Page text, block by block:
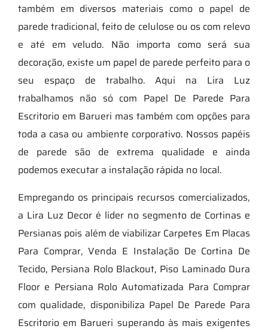
também em diversos materiais como o papel de
parede tradicional, feito de celulose ou os com relevo
e até em veludo. Não importa como será sua
decoração, existe um papel de parede perfeito para o
seu espaço de trabalho. Aqui na Lira Luz
trabalhamos não só com Papel De Parede Para
Escritorio em Barueri mas também com opções para
toda a casa ou ambiente corporativo. Nossos papéis
de parede são de extrema qualidade e ainda
podemos executar a instalação rápida no local.
Empregando os principais recursos comercializados,
a Lira Luz Decor é líder no segmento de Cortinas e
Persianas pois além de viabilizar Carpetes Em Placas
Para Comprar, Venda E Instalação De Cortina De
Tecido, Persiana Rolo Blackout, Piso Laminado Dura
Floor e Persiana Rolo Automatizada Para Comprar
com qualidade, disponibiliza Papel De Parede Para
Escritorio em Barueri superando às mais exigentes